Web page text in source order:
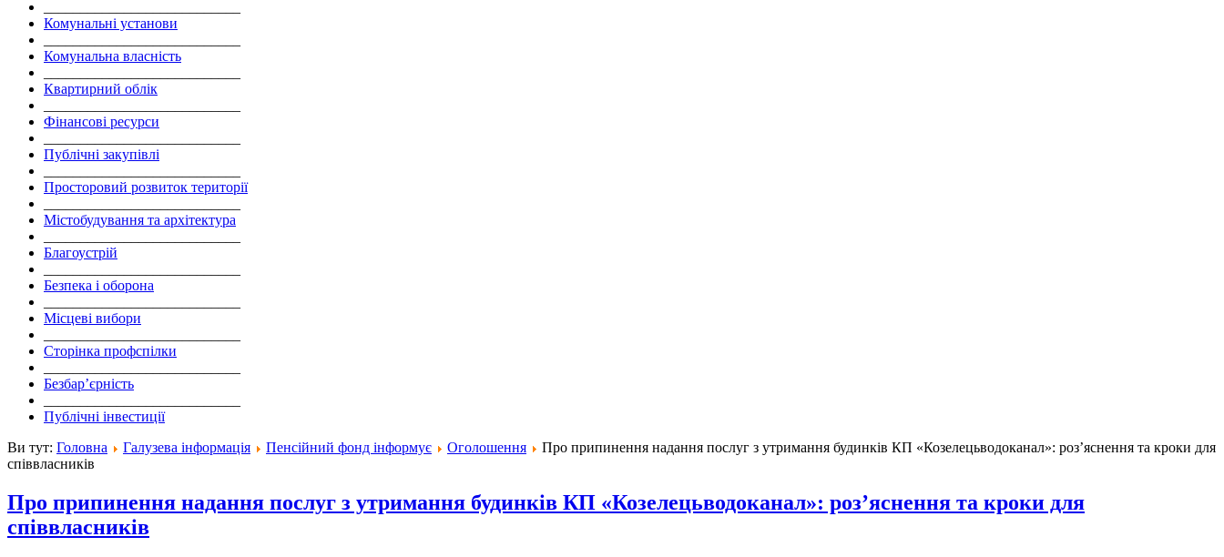
Комунальні установи
Комунальна власність
Квартирний облік
Фінансові ресурси
Публічні закупівлі
Просторовий розвиток території
Містобудування та архітектура
Благоустрій
Безпека і оборона
Місцеві вибори
Сторінка профспілки
Безбар’єрність
Публічні інвестиції
Ви тут: Головна Галузева інформація Пенсійний фонд інформує Оголошення
Про припинення надання послуг з утримання будинків КП «Козелецьводоканал»: роз’яснення та кроки для
співвласників
Про припинення надання послуг з утримання будинків КП «Козелецьводоканал»: роз’яснення та кроки для
співвласників